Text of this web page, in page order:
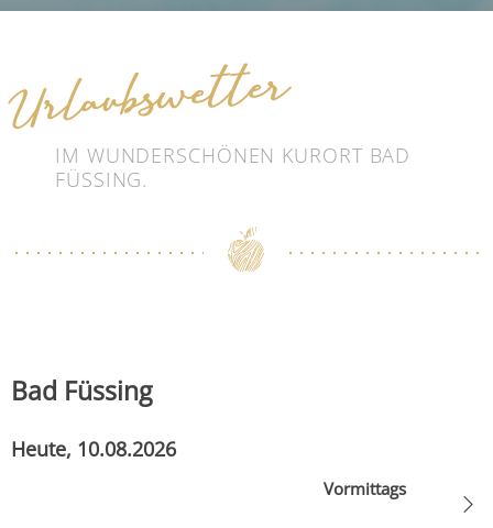
Urlaubswetter
IM WUNDERSCHÖNEN KURORT BAD
FÜSSING.
Bad Füssing
Heute, 10.08.2026
Vormittags